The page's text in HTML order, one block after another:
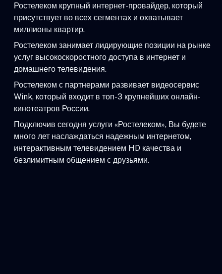
Ростелеком крупный интернет-провайдер, который
присутствует во всех сегментах и охватывает
миллионы квартир.
Ростелеком занимает лидирующие позиции на рынке
услуг высокоскоростного доступа в интернет и
домашнего телевидения.
Ростелеком с партнерами развивает видеосервис
Wink, который входит в топ-3 крупнейших онлайн-
кинотеатров России.
Подключив сегодня услуги «Ростелеком», Вы будете
много лет наслаждаться надежным интернетом,
интерактивным телевидением HD качества и
безлимитным общением с друзьями.